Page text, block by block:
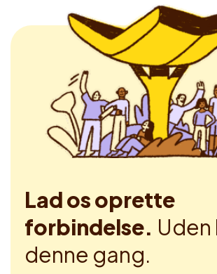
Lad os oprette
forbindelse.
denne gang.